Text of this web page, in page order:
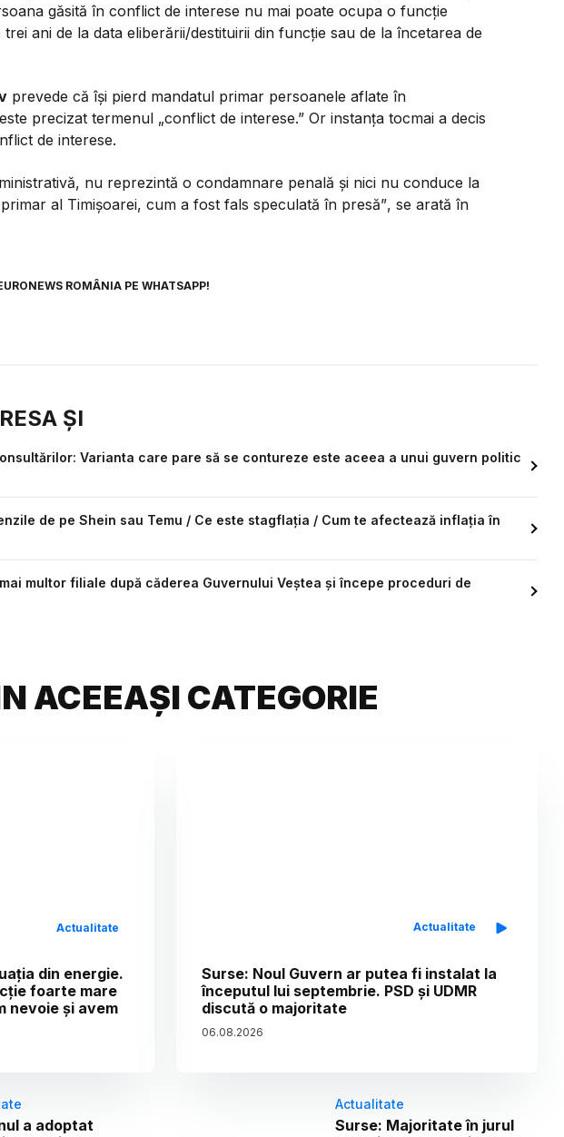
găsită în conflict de interese nu mai poate ocupa o funcție
ani de la data eliberării/destituirii din funcție sau de la încetarea de
prevede că își pierd mandatul primar persoanele aflate în
precizat termenul „conflict de interese.” Or instanța tocmai a decis
de interese.
nu reprezintă o condamnare penală şi nici nu conduce la
al Timişoarei, cum a fost fals speculată în presă”, se arată în
ROMÂNIA PE WHATSAPP!
ȘI
Varianta care pare să se contureze este aceea a unui guvern politic
de pe Shein sau Temu / Ce este stagflația / Cum te afectează inflația în
multor filiale după căderea Guvernului Veștea și începe proceduri de
ACEEAȘI CATEGORIE
Actualitate
din energie.
foarte mare
nevoie și avem
Actualitate
Surse: Noul Guvern ar putea fi instalat la
începutul lui septembrie. PSD și UDMR
discută o majoritate
06.08.2026
a adoptat
Actualitate
Surse: Majoritate în jurul